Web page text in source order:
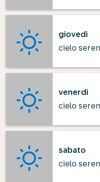
giovedì
cielo
venerdì
cielo
sabato
cielo